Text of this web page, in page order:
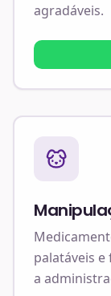
agradáveis.
palatáveis
a